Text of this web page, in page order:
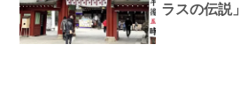
ラスの伝説」